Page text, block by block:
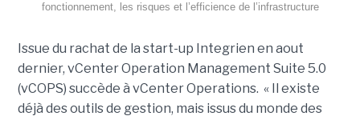
fonctionnement, les risques et l’efficience de l’infrastructure
Issue du rachat de la start-up Integrien en aout
dernier, vCenter Operation Management Suite 5.0
(vCOPS) succède à vCenter Operations. « Il existe
déjà des outils de gestion, mais issus du monde des